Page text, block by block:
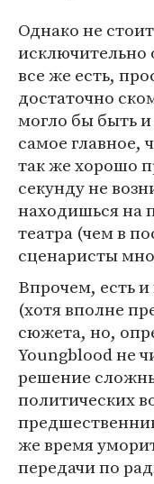
Однако не
все же есть,
достаточно
могло бы быть
самое главное,
так же хорошо
секунду не
находишься на
театра (чем в
сценаристы
Впрочем, есть
(хотя вполне
сюжета, но,
Youngblood не
решение
политических
же время
передачи по